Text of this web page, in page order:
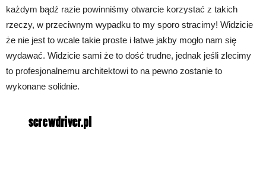
każdym bądź razie powinniśmy otwarcie korzystać z takich
rzeczy, w przeciwnym wypadku to my sporo stracimy! Widzicie
że nie jest to wcale takie proste i łatwe jakby mogło nam się
wydawać. Widzicie sami że to dość trudne, jednak jeśli zlecimy
to profesjonalnemu architektowi to na pewno zostanie to
wykonane solidnie.